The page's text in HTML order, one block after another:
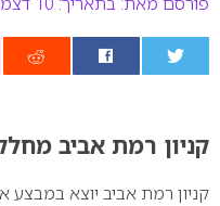
קניון רמת אביב
קניון רמת אביב יוצא במבצע